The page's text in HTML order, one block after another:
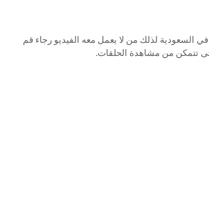
تم حظر سيرفر Ok.ru في السعودية لذلك من لا يعمل معه الفيديو رجاء قم